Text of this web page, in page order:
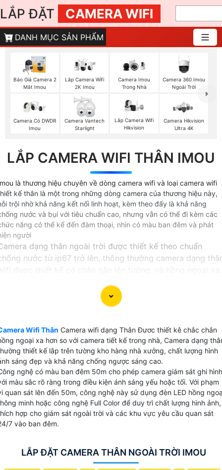
LẮP ĐẶT CAMERA WIFI
DANH MỤC SẢN PHẨM
Báo Giá Camera 2
Mắt Imou
Lắp Camera Wifi
2K Imou
Camera Imou
Trong Nhà
Camera 360 Imou
Ngoài Trời
Camera Có DWDR
Imou
Camera Vantech
Starlight
Lắp Camera Wifi
Hikvision
Camera Hikvision
Ultra 4K
LẮP CAMERA WIFI THÂN IMOU
là thương hiệu chuyên về dòng camera wifi và loại camera wifi
kế thân là một trong những dòng camera của thương hiệu này,
trội nhờ khả năng kết nối linh hoạt, kèm theo đấy là khả năng
nước và bụi với tiêu chuẩn cao, nhưng vẫn có thể đi kèm các
năng có thể kể đến đàm thoại, nhìn có màu ban đêm và phát
người
dạng thân ngoài trời được thiết kế theo chuẩn
nước từ ip67 trở lên, thông thường camera dạng
được thiết kế có chân gắn lên tường. và hồng ngoại xa.
giống với các dòng sản phẩm camera wifi thiêt kế
thân hay còn gọi là camera bullet hoàn toàn có thể
trên đường hoặc đi qua các tòa nhà có yêu cầu an ninh,
vị chắc chắn sẽ dễ dàng có thể bắt gặp các sản phẩm
thân.
Wifi Thân Camera wifi dạng Thân Đươc thiết kê chắc chắn
ngoại xa hơn so với camera tiết kế trong nhà, Camera dạng
thiết kế lắp trên tường kho hàng nhà xưởng, chất lượng hình
sáng đẹp và khả năng chống ngược sáng cao.
nghệ có màu ban đêm 50m cho phép camera giám sát ghi hình
màu sắc rõ ràng trong điều kiện ánh sáng yếu hoặc tối. Với phạm
quan sát lên đến 50m, công nghệ này sử dụng đèn LED hồng
minh hoặc công nghệ Full Color để duy trì chất lượng hình ảnh,
hợp cho giám sát ngoài trời và các khu vực yêu cầu quan sát
7 vào ban đêm.
LẮP ĐẶT CAMERA THÂN NGOÀI TRỜI IMOU